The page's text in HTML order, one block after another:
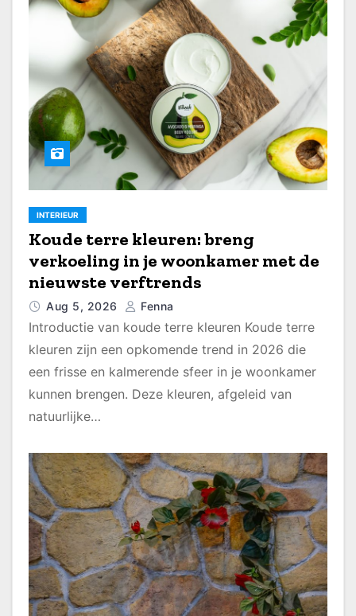
INTERIEUR
Koude terre kleuren: breng
verkoeling in je woonkamer met de
nieuwste verftrends
Aug 5, 2026 Fenna
Introductie van koude terre kleuren Koude terre
kleuren zijn een opkomende trend in 2026 die
een frisse en kalmerende sfeer in je woonkamer
kunnen brengen. Deze kleuren, afgeleid van
natuurlijke…